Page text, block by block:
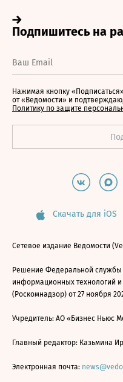
Нажимая кнопку
от «Ведомости» и
Политику по защите
Скачать для iOS
Сетевое издание Ведомости
Решение Федеральной службы
информационных технологий
(Роскомнадзор) от 27 ноября
Учредитель: АО «Бизнес Ньюс
Главный редактор: Казьмина
Электронная почта: